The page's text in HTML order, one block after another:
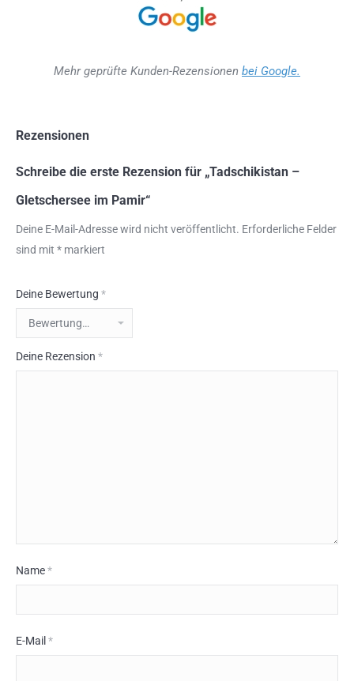
Mehr geprüfte Kunden-Rezensionen bei Google.
Rezensionen
Schreibe die erste Rezension für „Tadschikistan –
Gletschersee im Pamir“
Deine E-Mail-Adresse wird nicht veröffentlicht. Erforderliche Felder
sind mit * markiert
Deine Bewertung *
Deine Rezension *
Name*
E-Mail *